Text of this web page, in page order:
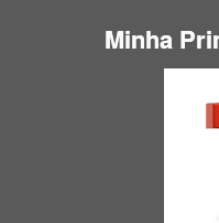
Minha